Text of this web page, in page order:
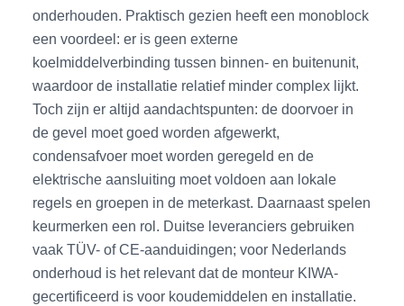
onderhouden. Praktisch gezien heeft een monoblock
een voordeel: er is geen externe
koelmiddelverbinding tussen binnen- en buitenunit,
waardoor de installatie relatief minder complex lijkt.
Toch zijn er altijd aandachtspunten: de doorvoer in
de gevel moet goed worden afgewerkt,
condensafvoer moet worden geregeld en de
elektrische aansluiting moet voldoen aan lokale
regels en groepen in de meterkast. Daarnaast spelen
keurmerken een rol. Duitse leveranciers gebruiken
vaak TÜV- of CE-aanduidingen; voor Nederlands
onderhoud is het relevant dat de monteur KIWA-
gecertificeerd is voor koudemiddelen en installatie.